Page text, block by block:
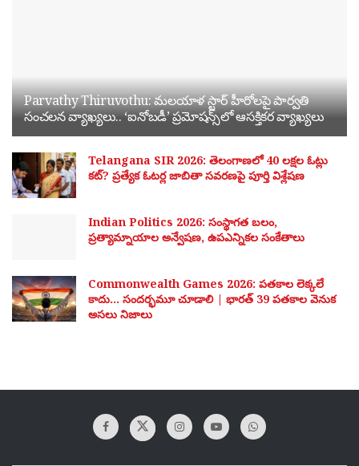
Parvathy Thiruvothu: మలయాళ స్టార్ హీరోలపై పార్వతి
సంచలన వ్యాఖ్యలు.. ‘ఐనోబడీ’ ప్రమోషన్స్‌లో ఆసక్తికర వ్యాఖ్యలు
Telangana SIR 2026: తెలంగాణలో 40 లక్షల ఓట్లు
కట్? ప్రత్యేక ఓటర్ల జాబితా సవరణపై పూర్తి విశ్లేషణ
Indian Politics 2026: సంస్థాగత బలం,
ప్రత్యామ్నాయాల అన్వేషణ, ఉపఎన్నికల సంకేతాలు
Commonwealth Games 2026: పతకాల లెక్కలే
కాదు… సందర్భమూ చూడాలి | భారత్ 39 పతకాల వెనుక
అసలు నిజాలు